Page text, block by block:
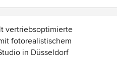
vertriebsoptimierte
fotorealistischem
in Düsseldorf
für eine
Kunden im gesamten